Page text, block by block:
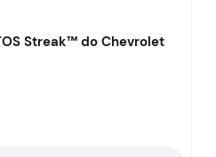
Streak™ do Chevrolet